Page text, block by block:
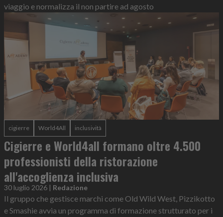
viaggio e normalizza il non partire ad agosto
cigierre World4All inclusività
Cigierre e World4all formano oltre 4.500
professionisti della ristorazione
all'accoglienza inclusiva
30 luglio 2026 | Redazione
Il gruppo che gestisce marchi come Old Wild West, Pizzikotto
e Smashie avvia un programma di formazione strutturato per i